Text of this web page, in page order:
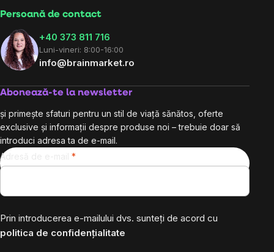
Persoană de contact
+40 373 811 716
Luni-vineri: 8:00-16:00
info@brainmarket.ro
Abonează-te la newsletter
și primește sfaturi pentru un stil de viață sănătos, oferte
exclusive și informații despre produse noi – trebuie doar să
introduci adresa ta de e-mail.
Adresă de e-mail
Prin introducerea e-mailului dvs. sunteți de acord cu
politica de confidențialitate